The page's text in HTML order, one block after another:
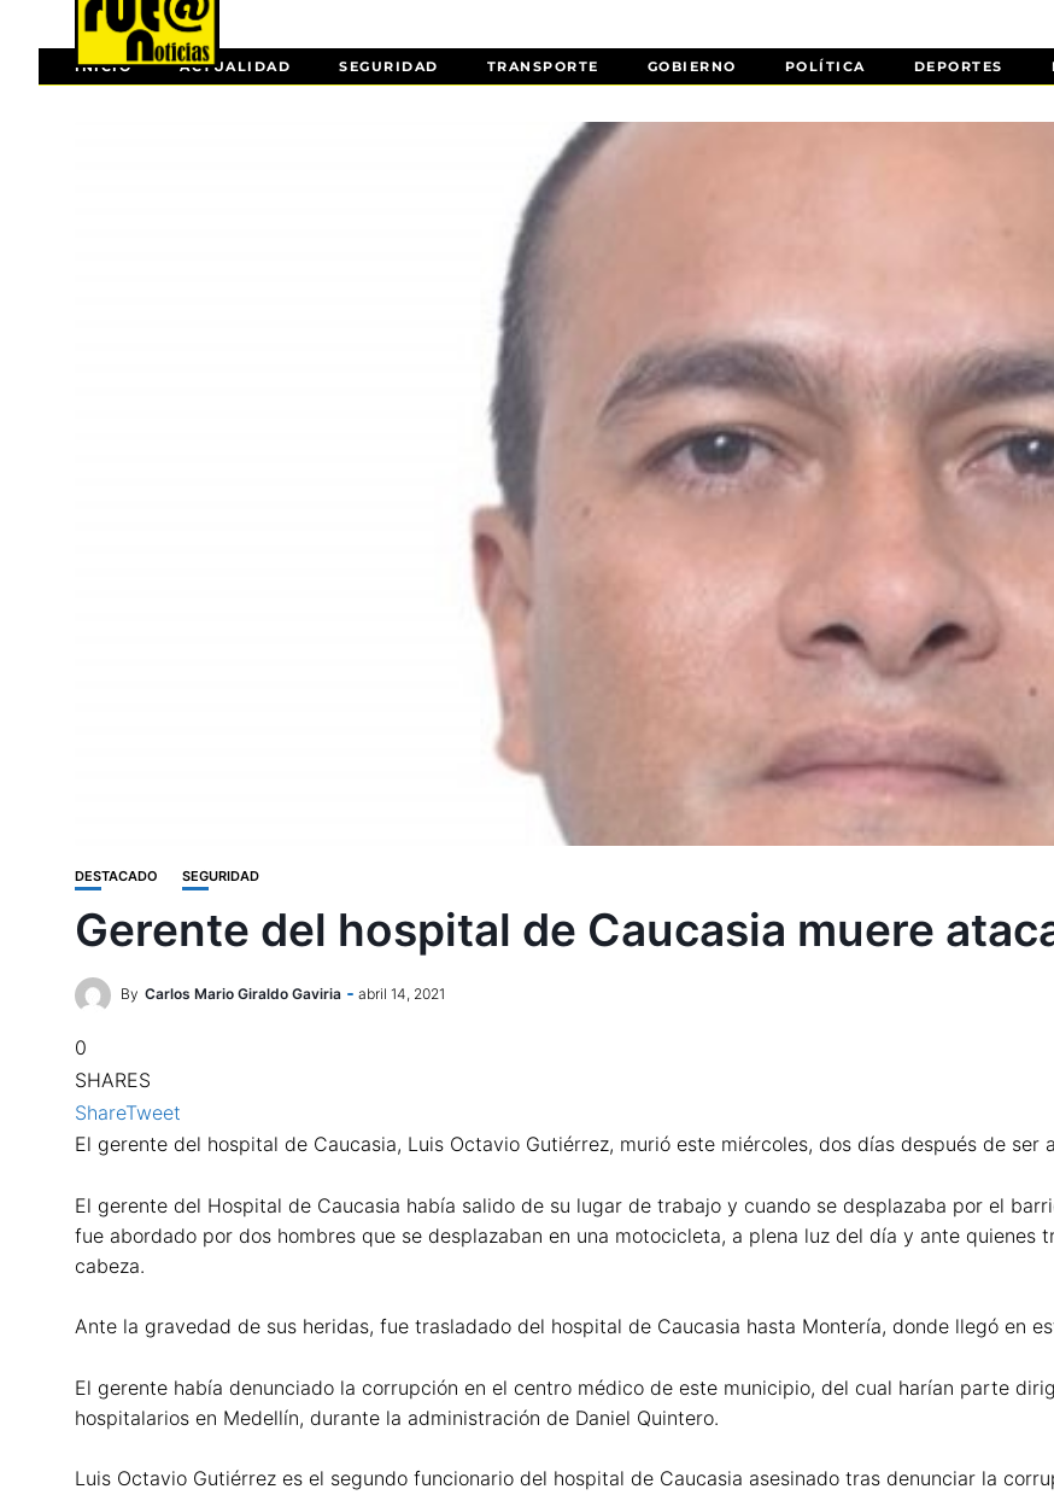
INICIO ACTUALIDAD SEGURIDAD TRANSPORTE GOBIERNO POLÍTICA DEPORTES
DESTACADO SEGURIDAD
Gerente del hospital de Caucasia muere
By Carlos Mario Giraldo Gaviria abril 14, 2021
0
SHARES
ShareTweet
El gerente del hospital de Caucasia, Luis Octavio Gutiérrez, murió este miércoles, dos días después de ser
El gerente del Hospital de Caucasia había salido de su lugar de trabajo y cuando se desplazaba por el
fue abordado por dos hombres que se desplazaban en una motocicleta, a plena luz del día y ante quienes
cabeza.
Ante la gravedad de sus heridas, fue trasladado del hospital de Caucasia hasta Montería, donde llegó en
El gerente había denunciado la corrupción en el centro médico de este municipio, del cual harían parte
hospitalarios en Medellín, durante la administración de Daniel Quintero.
Luis Octavio Gutiérrez es el segundo funcionario del hospital de Caucasia asesinado tras denunciar la